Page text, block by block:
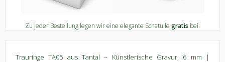
Zu jeder Bestellung legen wir eine elegante Schatulle gratis bei.
Trauringe TA05 aus Tantal – Künstlerische Gravur, 6 mm |